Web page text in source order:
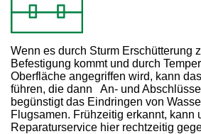
Wenn es durch Sturm Erschütterung
Befestigung kommt und durch
Oberfläche angegriffen wird, kann
führen, die dann An- und
begünstigt das Eindringen von
Flugsamen. Frühzeitig erkannt, kann
Reparaturservice hier rechtzeitig